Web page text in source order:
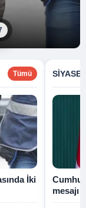
Tümü
İki
mesajı